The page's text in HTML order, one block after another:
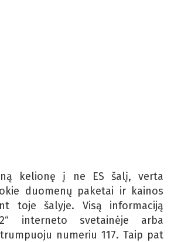
kelionę į ne ES šalį, verta
duomenų paketai ir kainos
toje šalyje. Visą informaciją
interneto svetainėje arba
numeriu 117. Taip pat